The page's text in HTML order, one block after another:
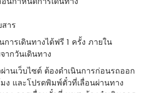
าร
การเดินทางได้ฟรี 1 ครั้ง ภายใน
กวันเดินทาง
านเว็บไซต์ ต้องดำเนินการก่อนรถออก
ง และโปรดพิมพ์ตั๋วที่เลื่อนผ่านทาง